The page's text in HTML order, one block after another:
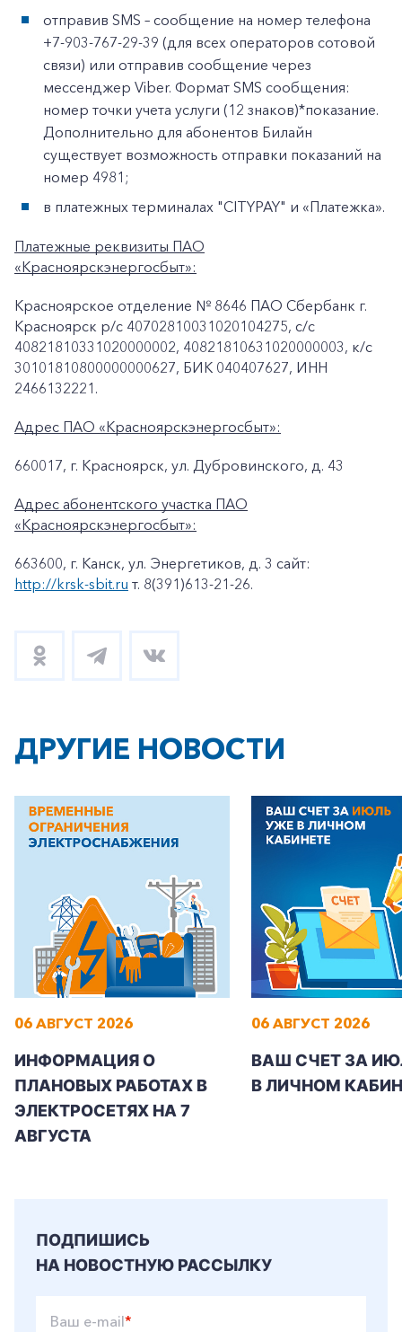
отправив SMS – сообщение на номер телефона
+7-903-767-29-39 (для всех операторов сотовой
связи) или отправив сообщение через
мессенджер Viber. Формат SMS сообщения:
номер точки учета услуги (12 знаков)*показание.
Дополнительно для абонентов Билайн
существует возможность отправки показаний на
номер 4981;
в платежных терминалах "CITYPAY" и «Платежка».
Платежные реквизиты ПАО
«Красноярскэнергосбыт»:
Красноярское отделение № 8646 ПАО Сбербанк г.
Красноярск p/c 40702810031020104275, с/с
40821810331020000002, 40821810631020000003, к/c
30101810800000000627, БИК 040407627, ИНН
2466132221.
Адрес ПАО «Красноярскэнергосбыт»:
660017, г. Красноярск, ул. Дубровинского, д. 43
Адрес абонентского участка ПАО
«Красноярскэнергосбыт»:
663600, г. Канск, ул. Энергетиков, д. 3 сайт:
http://krsk-sbit.ru т. 8(391)613-21-26.
ДРУГИЕ НОВОСТИ
06 АВГУСТ 2026
ИНФОРМАЦИЯ О
ПЛАНОВЫХ РАБОТАХ В
ЭЛЕКТРОСЕТЯХ НА 7
АВГУСТА
06 АВГУСТ 2026
ВАШ СЧЕТ ЗА
В ЛИЧНОМ
ПОДПИШИСЬ
НА НОВОСТНУЮ РАССЫЛКУ
Ваш e-mail*